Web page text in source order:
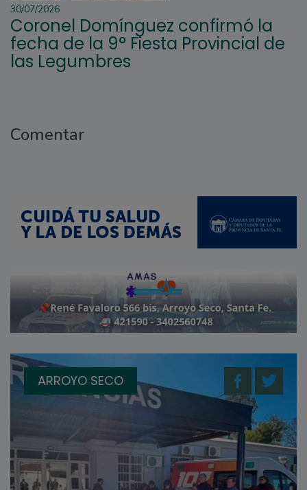
30/07/2026
Coronel Domínguez confirmó la
fecha de la 9° Fiesta Provincial de
las Legumbres
Comentar
ARROYO SECO